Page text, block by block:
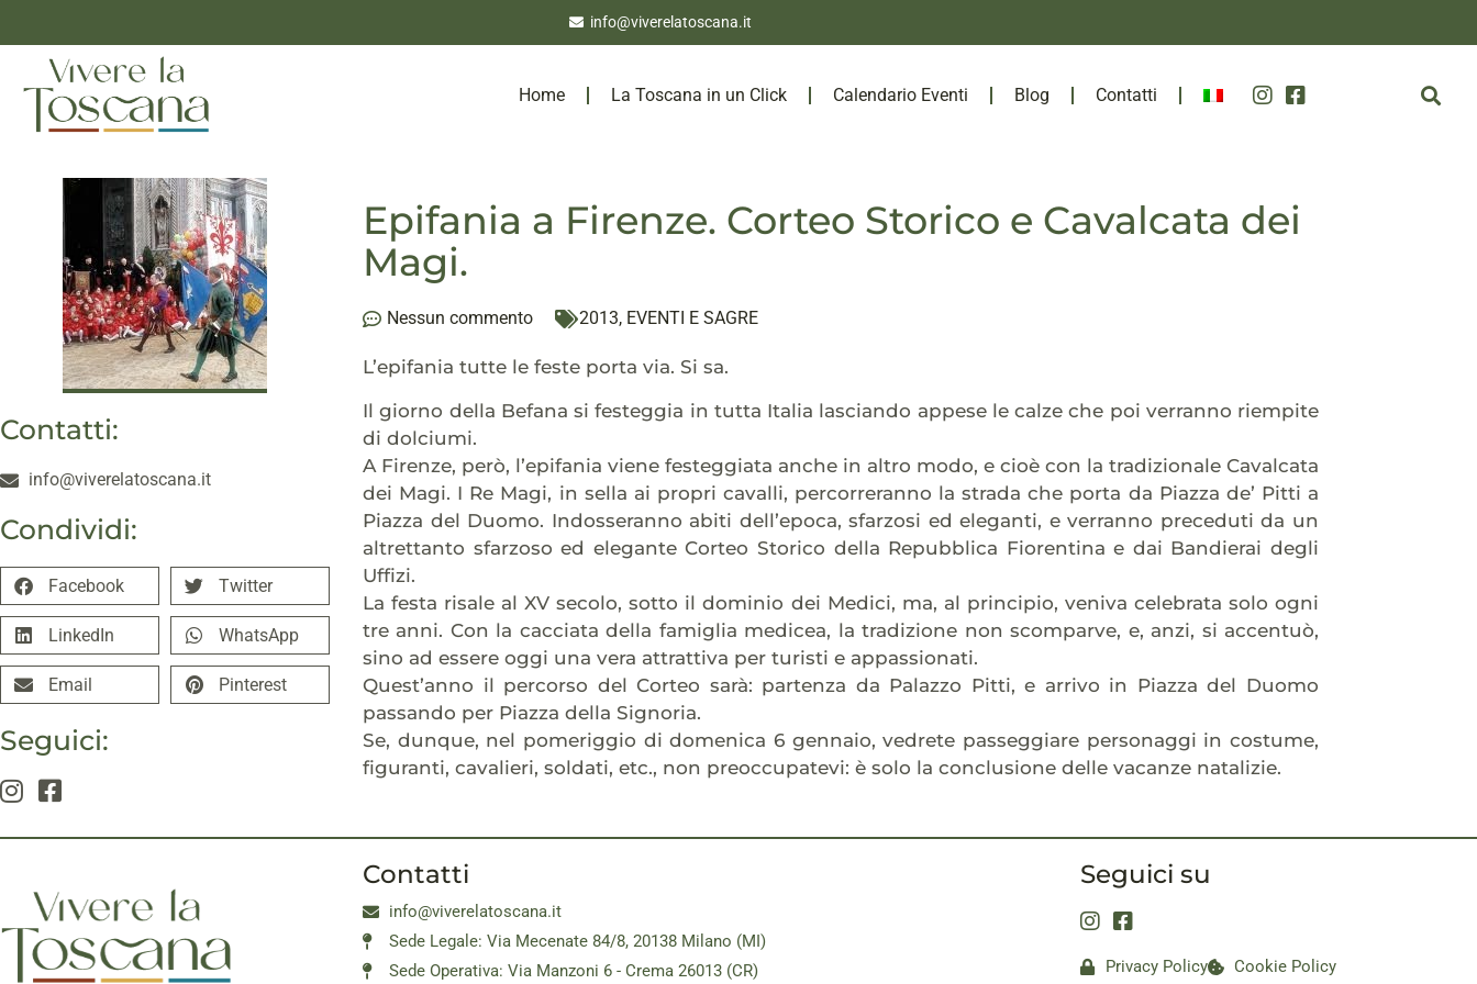
info@viverelatoscana.it
Home La Toscana in un Click Calendario Eventi Blog Contatti
Contatti:
info@viverelatoscana.it
Condividi:
Facebook Twitter
LinkedIn WhatsApp
Email Pinterest
Seguici:
Epifania a Firenze. Corteo Storico e Cavalcata dei
Magi.
Nessun commento 2013, EVENTI E SAGRE
L’epifania tutte le feste porta via. Si sa.
Il giorno della Befana si festeggia in tutta Italia lasciando appese le calze che poi verranno riempite
di dolciumi.
A Firenze, però, l’epifania viene festeggiata anche in altro modo, e cioè con la tradizionale Cavalcata
dei Magi. I Re Magi, in sella ai propri cavalli, percorreranno la strada che porta da Piazza de’ Pitti a
Piazza del Duomo. Indosseranno abiti dell’epoca, sfarzosi ed eleganti, e verranno preceduti da un
altrettanto sfarzoso ed elegante Corteo Storico della Repubblica Fiorentina e dai Bandierai degli
Uffizi.
La festa risale al XV secolo, sotto il dominio dei Medici, ma, al principio, veniva celebrata solo ogni
tre anni. Con la cacciata della famiglia medicea, la tradizione non scomparve, e, anzi, si accentuò,
sino ad essere oggi una vera attrattiva per turisti e appassionati.
Quest’anno il percorso del Corteo sarà: partenza da Palazzo Pitti, e arrivo in Piazza del Duomo
passando per Piazza della Signoria.
Se, dunque, nel pomeriggio di domenica 6 gennaio, vedrete passeggiare personaggi in costume,
figuranti, cavalieri, soldati, etc., non preoccupatevi: è solo la conclusione delle vacanze natalizie.
Contatti
info@viverelatoscana.it
Sede Legale: Via Mecenate 84/8, 20138 Milano (MI)
Sede Operativa: Via Manzoni 6 - Crema 26013 (CR)
Seguici su
Privacy Policy Cookie Policy